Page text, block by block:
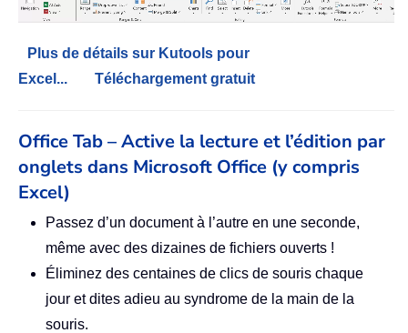
Plus de détails sur Kutools pour
Excel...
Téléchargement gratuit
Office Tab – Active la lecture et l’édition par
onglets dans Microsoft Office (y compris
Excel)
Passez d’un document à l’autre en une seconde,
même avec des dizaines de fichiers ouverts !
Éliminez des centaines de clics de souris chaque
jour et dites adieu au syndrome de la main de la
souris.